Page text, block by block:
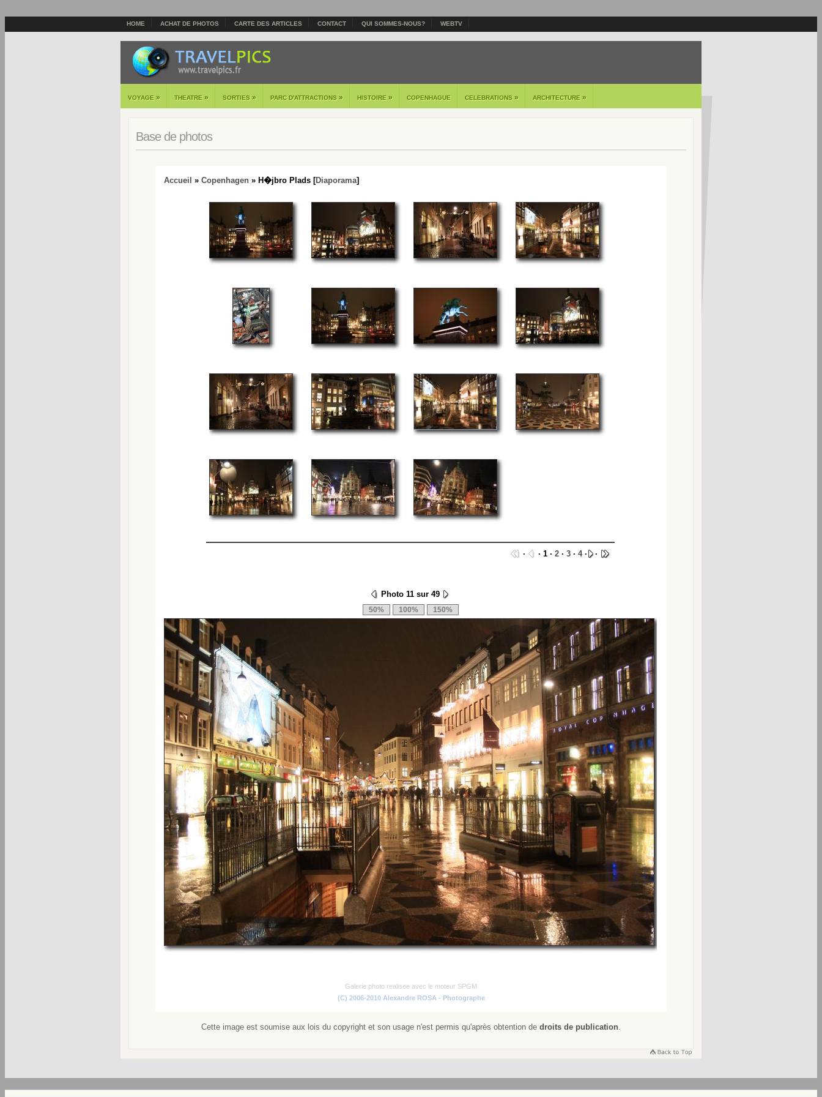
HOME ACHAT DE PHOTOS CARTE DES ARTICLES CONTACT QUI SOMMES-NOUS? WEBTV
VOYAGE » THEATRE » SORTIES » PARC D'ATTRACTIONS » HISTOIRE » COPENHAGUE CELEBRATIONS » ARCHITECTURE »
Base de photos
Accueil » Copenhagen » H�jbro Plads [Diaporama]
· · 1 · 2 · 3 · 4· ·
Photo 11 sur 49
Galerie photo realisee avec le moteur SPGM
(C) 2006-2010 Alexandre ROSA - Photographe
Cette image est soumise aux lois du copyright et son usage n'est permis qu'après obtention de droits de publication.